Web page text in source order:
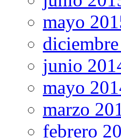
mayo
junio
mayo
marzo
febrero